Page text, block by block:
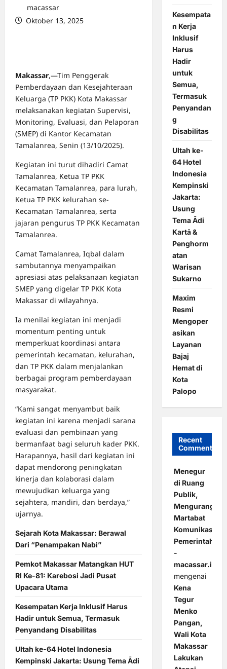
macassar
Oktober 13, 2025
Makassar,—Tim Penggerak
Pemberdayaan dan Kesejahteraan
Keluarga (TP PKK) Kota Makassar
melaksanakan kegiatan Supervisi,
Monitoring, Evaluasi, dan Pelaporan
(SMEP) di Kantor Kecamatan
Tamalanrea, Senin (13/10/2025).
Kegiatan ini turut dihadiri Camat
Tamalanrea, Ketua TP PKK
Kecamatan Tamalanrea, para lurah,
Ketua TP PKK kelurahan se-
Kecamatan Tamalanrea, serta
jajaran pengurus TP PKK Kecamatan
Tamalanrea.
Camat Tamalanrea, Iqbal dalam
sambutannya menyampaikan
apresiasi atas pelaksanaan kegiatan
SMEP yang digelar TP PKK Kota
Makassar di wilayahnya.
Ia menilai kegiatan ini menjadi
momentum penting untuk
memperkuat koordinasi antara
pemerintah kecamatan, kelurahan,
dan TP PKK dalam menjalankan
berbagai program pemberdayaan
masyarakat.
“Kami sangat menyambut baik
kegiatan ini karena menjadi sarana
evaluasi dan pembinaan yang
bermanfaat bagi seluruh kader PKK.
Harapannya, hasil dari kegiatan ini
dapat mendorong peningkatan
kinerja dan kolaborasi dalam
mewujudkan keluarga yang
sejahtera, mandiri, dan berdaya,”
ujarnya.
Sejarah Kota Makassar: Berawal
Dari “Penampakan Nabi”
Pemkot Makassar Matangkan HUT
RI Ke-81: Karebosi Jadi Pusat
Upacara Utama
Kesempatan Kerja Inklusif Harus
Hadir untuk Semua, Termasuk
Penyandang Disabilitas
Ultah ke-64 Hotel Indonesia
Kempinski Jakarta: Usung Tema Ādi
Kesempata
n Kerja
Inklusif
Harus
Hadir
untuk
Semua,
Termasuk
Penyandan
g
Disabilitas
Ultah ke-
64 Hotel
Indonesia
Kempinski
Jakarta:
Usung
Tema Ādi
Kartā &
Penghorm
atan
Warisan
Sukarno
Maxim
Resmi
Mengoper
asikan
Layanan
Bajaj
Hemat di
Kota
Palopo
Recent
Comments
Menegur
di Ruang
Publik,
Mengurangi
Martabat
Komunikasi
Pemerintahan
-
macassar.id
mengenai
Kena
Tegur
Menko
Pangan,
Wali Kota
Makassar
Lakukan